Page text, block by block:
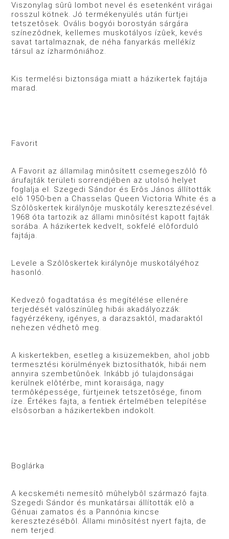
Viszonylag sûrû lombot nevel és esetenként virágai
rosszul kötnek. Jó termékenyülés után fürtjei
tetszetôsek. Ovális bogyói borostyán sárgára
színezôdnek, kellemes muskotályos ízûek, kevés
savat tartalmaznak, de néha fanyarkás mellékíz
társul az ízharmóniához.
Kis termelési biztonsága miatt a házikertek fajtája
marad.
Favorit
A Favorit az államilag minôsített csemegeszôlô fô
árufajták területi sorrendjében az utolsó helyet
foglalja el. Szegedi Sándor és Erôs János állították
elô 1950-ben a Chasselas Queen Victoria White és a
Szôlôskertek királynôje muskotály keresztezésével.
1968 óta tartozik az állami minôsítést kapott fajták
sorába. A házikertek kedvelt, sokfelé elôforduló
fajtája.
Levele a Szôlôskertek királynôje muskotályéhoz
hasonló.
Kedvezô fogadtatása és megítélése ellenére
terjedését valószínûleg hibái akadályozzák:
fagyérzékeny, igényes, a darazsaktól, madaraktól
nehezen védhetô meg.
A kiskertekben, esetleg a kisüzemekben, ahol jobb
termesztési körülmények biztosíthatók, hibái nem
annyira szembetûnôek. Inkább jó tulajdonságai
kerülnek elôtérbe, mint koraisága, nagy
termôképessége, fürtjeinek tetszetôsége, finom
íze. Értékes fajta, a fentiek értelmében telepítése
elsôsorban a házikertekben indokolt.
Boglárka
A kecskeméti nemesítô mûhelybôl származó fajta.
Szegedi Sándor és munkatársai állították elô a
Génuai zamatos és a Pannónia kincse
keresztezésébôl. Állami minôsítést nyert fajta, de
nem terjed.